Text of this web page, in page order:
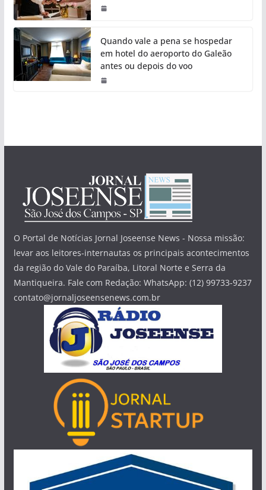
Quando vale a pena se hospedar
em hotel do aeroporto do Galeão
antes ou depois do voo
O Portal de Notícias Jornal Joseense News - Nossa missão:
levar aos leitores-internautas os principais acontecimentos
da região do Vale do Paraíba, Litoral Norte e Serra da
Mantiqueira. Fale com Redação: WhatsApp: (12) 99733-9237
contato@jornaljoseensenews.com.br